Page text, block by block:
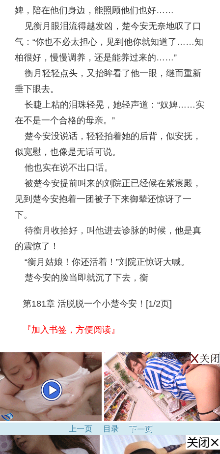
婢，陪在他们身边，能照顾他们也好……
见衡月眼泪流得越发凶，楚今安无奈地叹了口
气：“你也不必太担心，见到他你就知道了……知
柏很好，慢慢调养，还是能养过来的……”
衡月轻轻点头，又抬眸看了他一眼，继而重新
垂下眼去。
长睫上粘的泪珠轻晃，她轻声道：“奴婢……实
在不是一个合格的母亲。”
楚今安没说话，轻轻拍着她的后背，似安抚，
似宽慰，也像是无话可说。
他也实在说不出口话。
被楚今安提前叫来的刘院正已经候在紫宸殿，
见到楚今安抱着一团被子下来御辇还惊讶了一
下。
待衡月收拾好，叫他进去诊脉的时候，他是真
的震惊了！
“衡月姑娘！你还活着！”刘院正惊讶大喊。
楚今安的脸当即就沉了下去，衡
第181章 活脱脱一个小楚今安！[1/2页]
『加入书签，方便阅读』
上一页 目录 下一页